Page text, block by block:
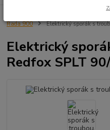
Řada 900
Elektrický sporák s
Elektrický
Redfox SPLT